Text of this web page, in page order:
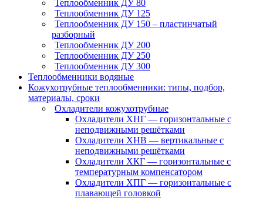
Теплообменник ДУ 80
Теплообменник ДУ 125
Теплообменник ДУ 150 – пластинчатый
разборный
Теплообменник ДУ 200
Теплообменник ДУ 250
Теплообменник ДУ 300
Теплообменники водяные
Кожухотрубные теплообменники: типы, подбор,
материалы, сроки
Охладители кожухотрубные
Охладители ХНГ — горизонтальные с
неподвижными решётками
Охладители ХНВ — вертикальные с
неподвижными решётками
Охладители ХКГ — горизонтальные с
температурным компенсатором
Охладители ХПГ — горизонтальные с
плавающей головкой